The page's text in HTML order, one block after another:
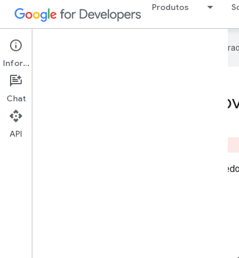
Produtos
O Google usa tecnologia de IA na
Fique por dentro das tecnologias para
Informações
Chat
API